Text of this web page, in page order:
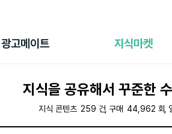
광고메이트 지식마켓
광고리포트
지식을 공유해서 꾸준한
지식 콘텐츠 259 건 구매 44,962 회